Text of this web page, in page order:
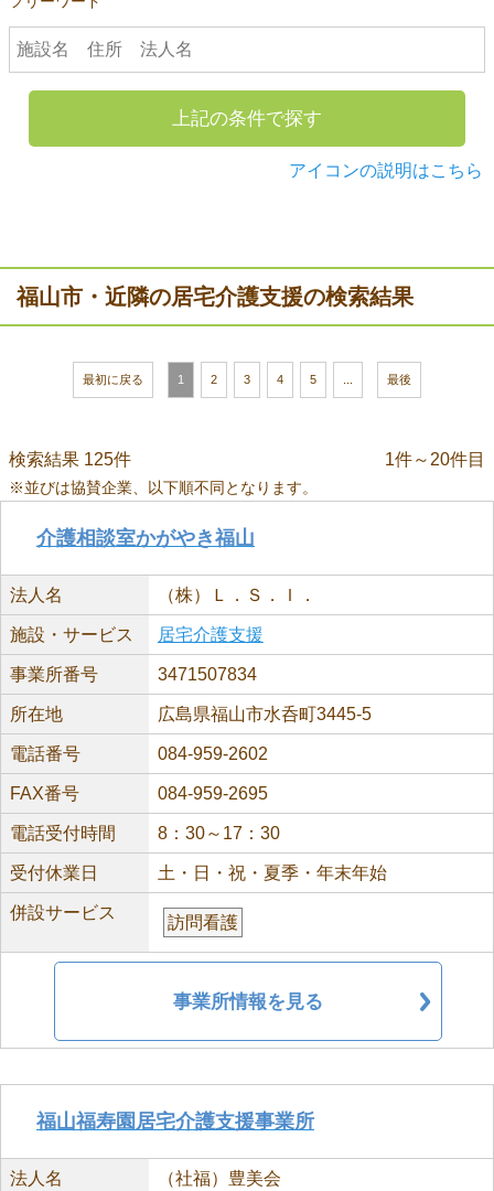
上記の条件で探す
アイコンの説明はこちら
福山市・近隣の居宅介護支援の検索結果
最初に戻る 1 2 3 4 5 最後
検索結果 125件 1件～20件目
※並びは協賛企業、以下順不同となります。
介護相談室かがやき福山
法人名 （株）Ｌ．Ｓ．Ｉ．
施設・サービス 居宅介護支援
事業所番号 3471507834
所在地 広島県福山市水呑町3445-5
電話番号 084-959-2602
FAX番号 084-959-2695
電話受付時間 8：30～17：30
受付休業日 土・日・祝・夏季・年末年始
併設サービス
訪問看護
事業所情報を見る
福山福寿園居宅介護支援事業所
法人名 （社福）豊美会